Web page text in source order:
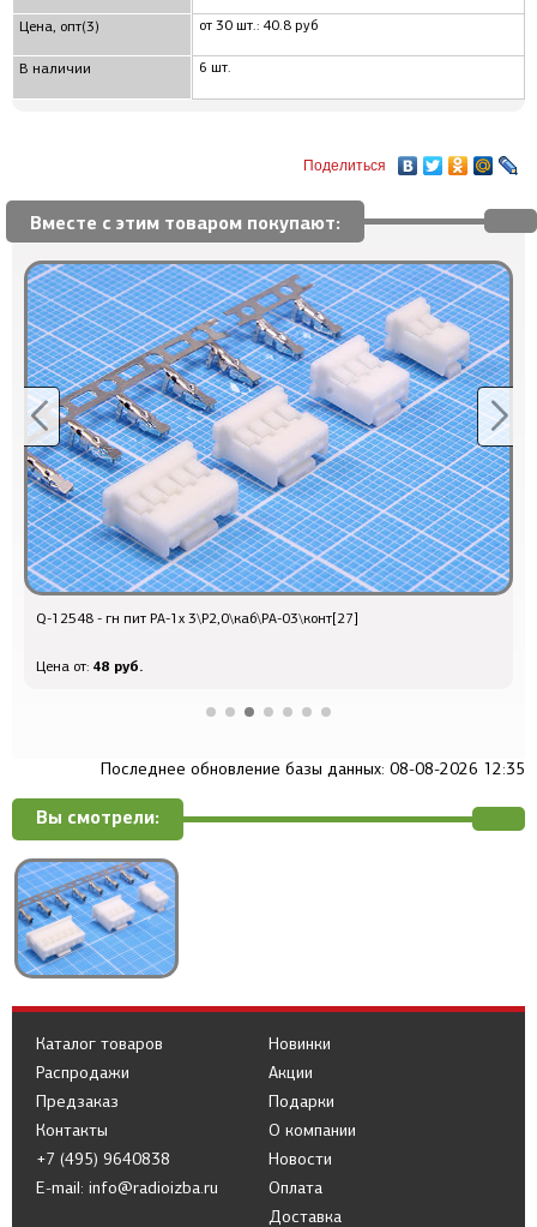
Цена, опт(3)
В наличии
от 30 шт.: 40.8 руб
6 шт.
Поделиться
Вместе с этим товаром покупают:
Q-12548 - гн пит PA-1x 3\P2,0\каб\PA-03\конт[27]
Цена от: 48 руб.
Последнее обновление базы данных: 08-08-2026 12:35
Вы смотрели:
Каталог товаров
Распродажи
Предзаказ
Новинки
Акции
Подарки
Контакты
+7 (495) 9640838
E-mail: info@radioizba.ru
О компании
Новости
Оплата
Доставка